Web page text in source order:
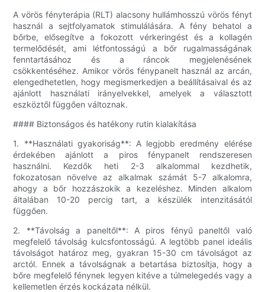
A vörös fényterápia (RLT) alacsony hullámhosszú vörös fényt
használ a sejtfolyamatok stimulálására. A fény behatol a
bőrbe, elősegítve a fokozott vérkeringést és a kollagén
termelődését, ami létfontosságú a bőr rugalmasságának
fenntartásához és a ráncok megjelenésének
csökkentéséhez. Amikor vörös fénypanelt használ az arcán,
elengedhetetlen, hogy megismerkedjen a beállításaival és az
ajánlott használati irányelvekkel, amelyek a választott
eszköztől függően változnak.
#### Biztonságos és hatékony rutin kialakítása
1. **Használati gyakoriság**: A legjobb eredmény elérése
érdekében ajánlott a piros fénypanelt rendszeresen
használni. Kezdők heti 2-3 alkalommal kezdhetik,
fokozatosan növelve az alkalmak számát 5-7 alkalomra,
ahogy a bőr hozzászokik a kezeléshez. Minden alkalom
általában 10-20 percig tart, a készülék intenzitásától
függően.
2. **Távolság a paneltől**: A piros fényű paneltől való
megfelelő távolság kulcsfontosságú. A legtöbb panel ideális
távolságot határoz meg, gyakran 15-30 cm távolságot az
arctól. Ennek a távolságnak a betartása biztosítja, hogy a
bőre megfelelő fénynek legyen kitéve a túlmelegedés vagy a
kellemetlen érzés kockázata nélkül.